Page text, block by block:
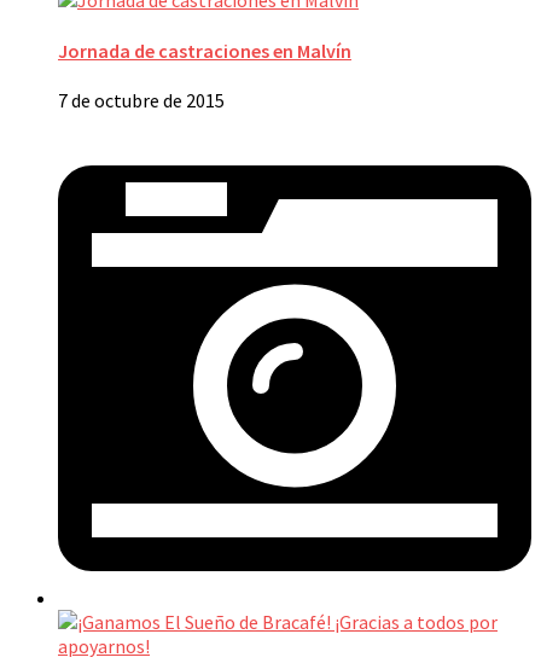
Jornada de castraciones en Malvín
7 de octubre de 2015